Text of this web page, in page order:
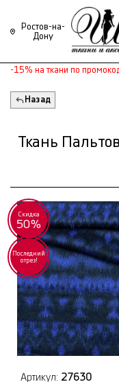
Ростов-на-
Дону
-15% на ткани по
Назад
Ткань
Скидка
50%
Последний
отрез!
Артикул: 27630